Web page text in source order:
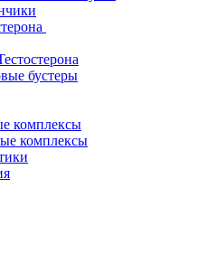
бустеры
комплексы
комплексы